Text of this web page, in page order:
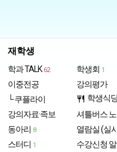
재학생
학과 TALK 62
이중전공
└ 쿠플라이
강의자료·족보
동아리 8
스터디 1
학생회 1
강의평가
restaurant 학생식
셔틀버스
열람실 (실
수강신청